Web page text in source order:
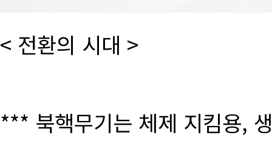
< 전환의 시대 >
*** 북핵무기는 체제 지킴용,